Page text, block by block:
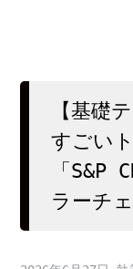
【基礎
すごい
「S&P
ラーチ